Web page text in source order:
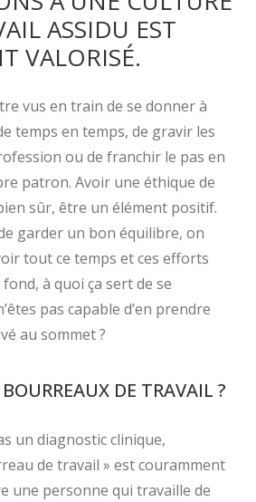
ASSIDU EST
VALORISÉ.
vus en train de se donner à
temps en temps, de gravir les
ou de franchir le pas en
patron. Avoir une éthique de
sûr, être un élément positif.
garder un bon équilibre, on
tout ce temps et ces efforts
à quoi ça sert de se
pas capable d’en prendre
au sommet ?
DE TRAVAIL ?
un diagnostic clinique,
de travail » est couramment
une personne qui travaille de